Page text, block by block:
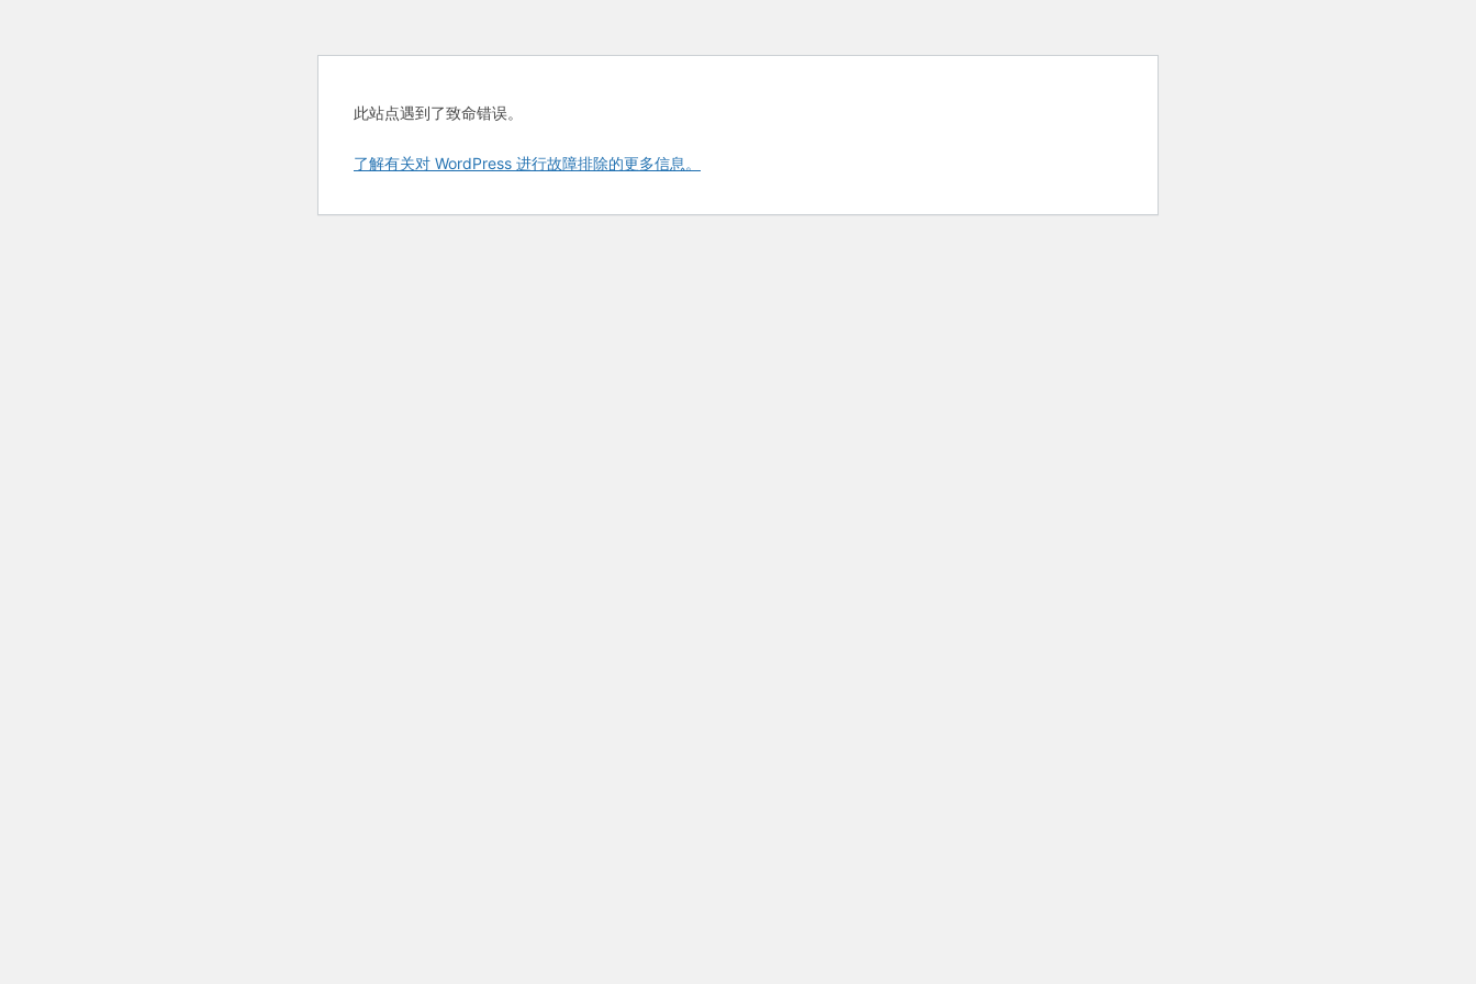
此站点遇到了致命错误。
了解有关对 WordPress 进行故障排除的更多信息。